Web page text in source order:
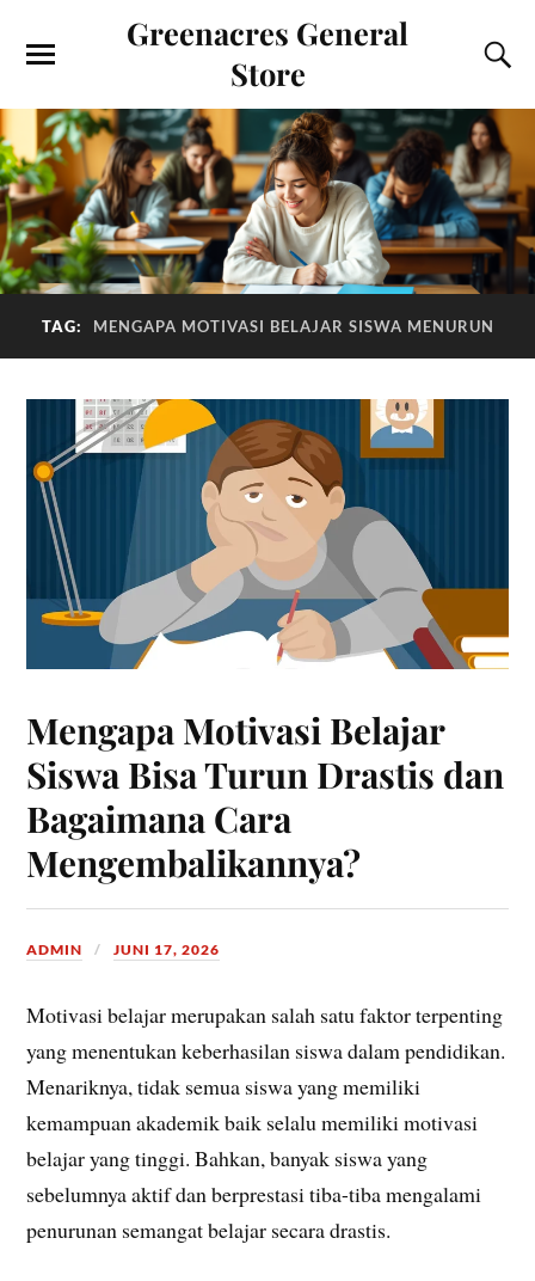
Greenacres General
Store
TAG: MENGAPA MOTIVASI BELAJAR SISWA MENURUN
Mengapa Motivasi Belajar
Siswa Bisa Turun Drastis dan
Bagaimana Cara
Mengembalikannya?
ADMIN JUNI 17, 2026
Motivasi belajar merupakan salah satu faktor terpenting
yang menentukan keberhasilan siswa dalam pendidikan.
Menariknya, tidak semua siswa yang memiliki
kemampuan akademik baik selalu memiliki motivasi
belajar yang tinggi. Bahkan, banyak siswa yang
sebelumnya aktif dan berprestasi tiba-tiba mengalami
penurunan semangat belajar secara drastis.